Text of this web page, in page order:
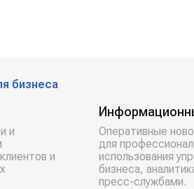
бизнеса
и
и
Оперативные
для
использования
бизнеса,
пресс-службами.